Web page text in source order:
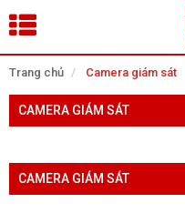
Trang chủ Camera giám sát
CAMERA GIÁM SÁT
CAMERA GIÁM SÁT
Tìm theo danh mục